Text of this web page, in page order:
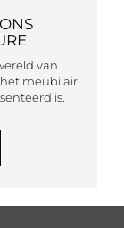
van
meubilair
is.